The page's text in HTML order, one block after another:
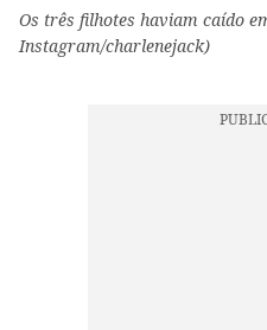
Os três filhotes haviam caído
Instagram/charlenejack)